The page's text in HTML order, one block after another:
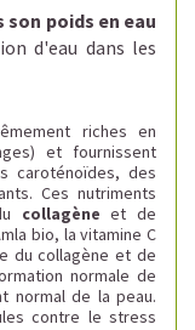
son poids en eau
d'eau dans les
riches en
et fournissent
caroténoïdes, des
Ces nutriments
collagène et de
bio, la vitamine C
du collagène et de
normale de
normal de la peau.
contre le stress